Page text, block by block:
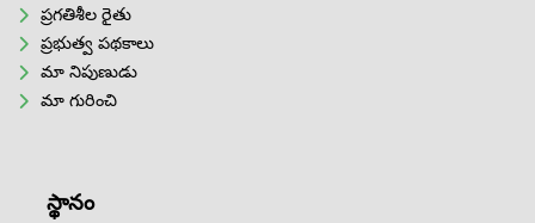
ప్రగతిశీల రైతు
ప్రభుత్వ పథకాలు
మా నిపుణుడు
మా గురించి
స్థానం